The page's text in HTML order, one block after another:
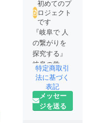
初めてのプ
ロジェクト
です
『岐阜で 人
の繋がりを
探究する』
岐阜の学生
が “居場所づ
くり” を目指
しています✨
特定商取引
法に基づく
表記
メッセー
ジを送る